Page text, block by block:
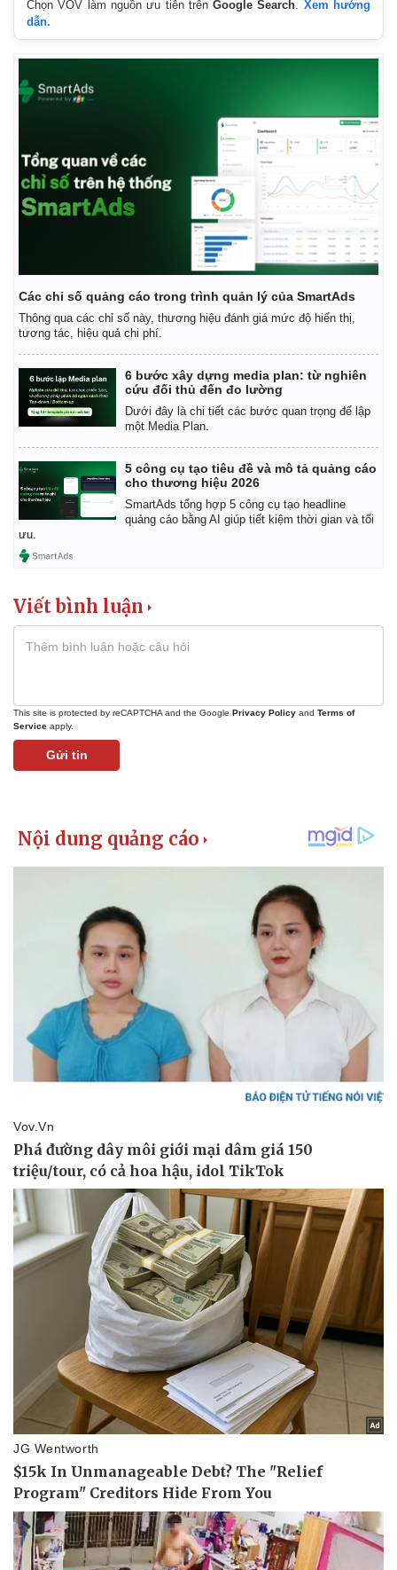
Pháp luật
Tư vấn luật
Chọn VOV làm nguồn ưu tiên trênGoogle Search. Xem hướng
dẫn.
Các chỉ số quảng cáo trong trình quản lý của SmartAds
Thông qua các chỉ số này, thương hiệu đánh giá mức độ hiển thị,
tương tác, hiệu quả chi phí.
6 bước xây dựng media plan: từ nghiên
cứu đối thủ đến đo lường
Dưới đây là chi tiết các bước quan trọng để lập
một Media Plan.
5 công cụ tạo tiêu đề và mô tả quảng cáo
cho thương hiệu 2026
SmartAds tổng hợp 5 công cụ tạo headline
quảng cáo bằng AI giúp tiết kiệm thời gian và tối
ưu.
Viết bình luận
This site is protected by reCAPTCHA and the Google Privacy Policy and Terms of
Service apply.
Gửi tin